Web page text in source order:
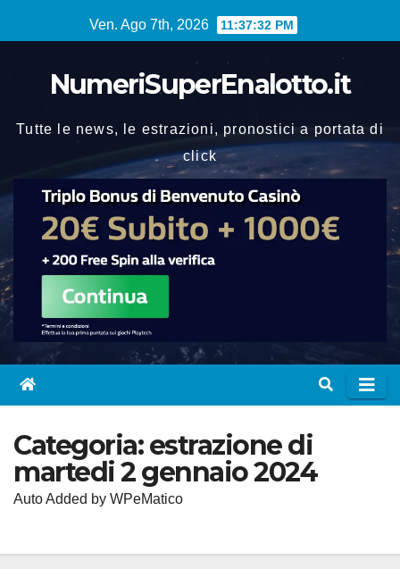
al
Ven. Ago 7th, 2026 11:37:32 PM
NumeriSuperEnalotto.it
Tutte le news, le estrazioni, pronostici a portata di
click
Categoria:estrazione di
martedi 2 gennaio 2024
Auto Added by WPeMatico